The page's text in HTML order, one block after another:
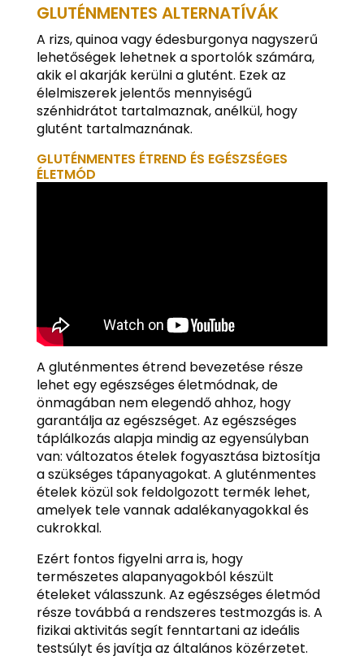
GLUTÉNMENTES ALTERNATÍVÁK
A rizs, quinoa vagy édesburgonya nagyszerű
lehetőségek lehetnek a sportolók számára,
akik el akarják kerülni a glutént. Ezek az
élelmiszerek jelentős mennyiségű
szénhidrátot tartalmaznak, anélkül, hogy
glutént tartalmaznának.
GLUTÉNMENTES ÉTREND ÉS EGÉSZSÉGES
ÉLETMÓD
A gluténmentes étrend bevezetése része
lehet egy egészséges életmódnak, de
önmagában nem elegendő ahhoz, hogy
garantálja az egészséget. Az egészséges
táplálkozás alapja mindig az egyensúlyban
van: változatos ételek fogyasztása biztosítja
a szükséges tápanyagokat. A gluténmentes
ételek közül sok feldolgozott termék lehet,
amelyek tele vannak adalékanyagokkal és
cukrokkal.
Ezért fontos figyelni arra is, hogy
természetes alapanyagokból készült
ételeket válasszunk. Az egészséges életmód
része továbbá a rendszeres testmozgás is. A
fizikai aktivitás segít fenntartani az ideális
testsúlyt és javítja az általános közérzetet.